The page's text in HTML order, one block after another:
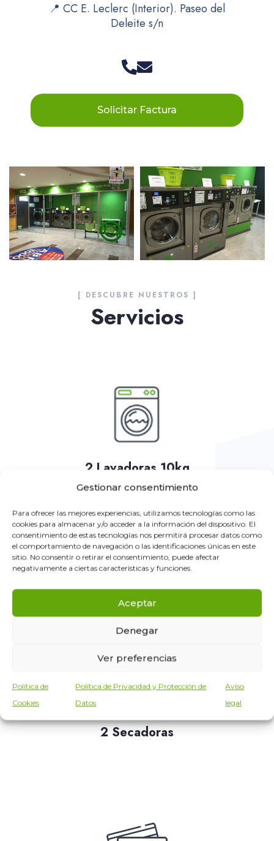
Gestionar consentimiento
Para ofrecer las mejores experiencias, utilizamos tecnologías como las
cookies para almacenar y/o acceder a la información del dispositivo. El
consentimiento de estas tecnologías nos permitirá procesar datos como
el comportamiento de navegación o las identificaciones únicas en este
sitio. No consentir o retirar el consentimiento, puede afectar
negativamente a ciertas características y funciones.
Aceptar
Denegar
Ver preferencias
Política de
Cookies
Política de Privacidad y Protección de
Datos
Aviso
legal
📍 CC E. Leclerc (Interior). Paseo del
Deleite s/n
Solicitar Factura
[ DESCUBRE NUESTROS ]
Servicios
2 Lavadoras 10kg
3 Lavadoras 20kg
2 Secadoras